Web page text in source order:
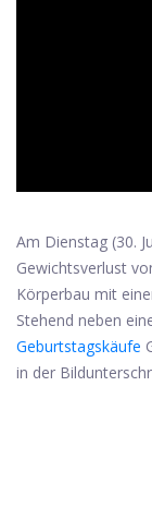
Am Dienstag (30.
Gewichtsverlust
Körperbau mit
Stehend neben
Geburtstagskäufe
in der